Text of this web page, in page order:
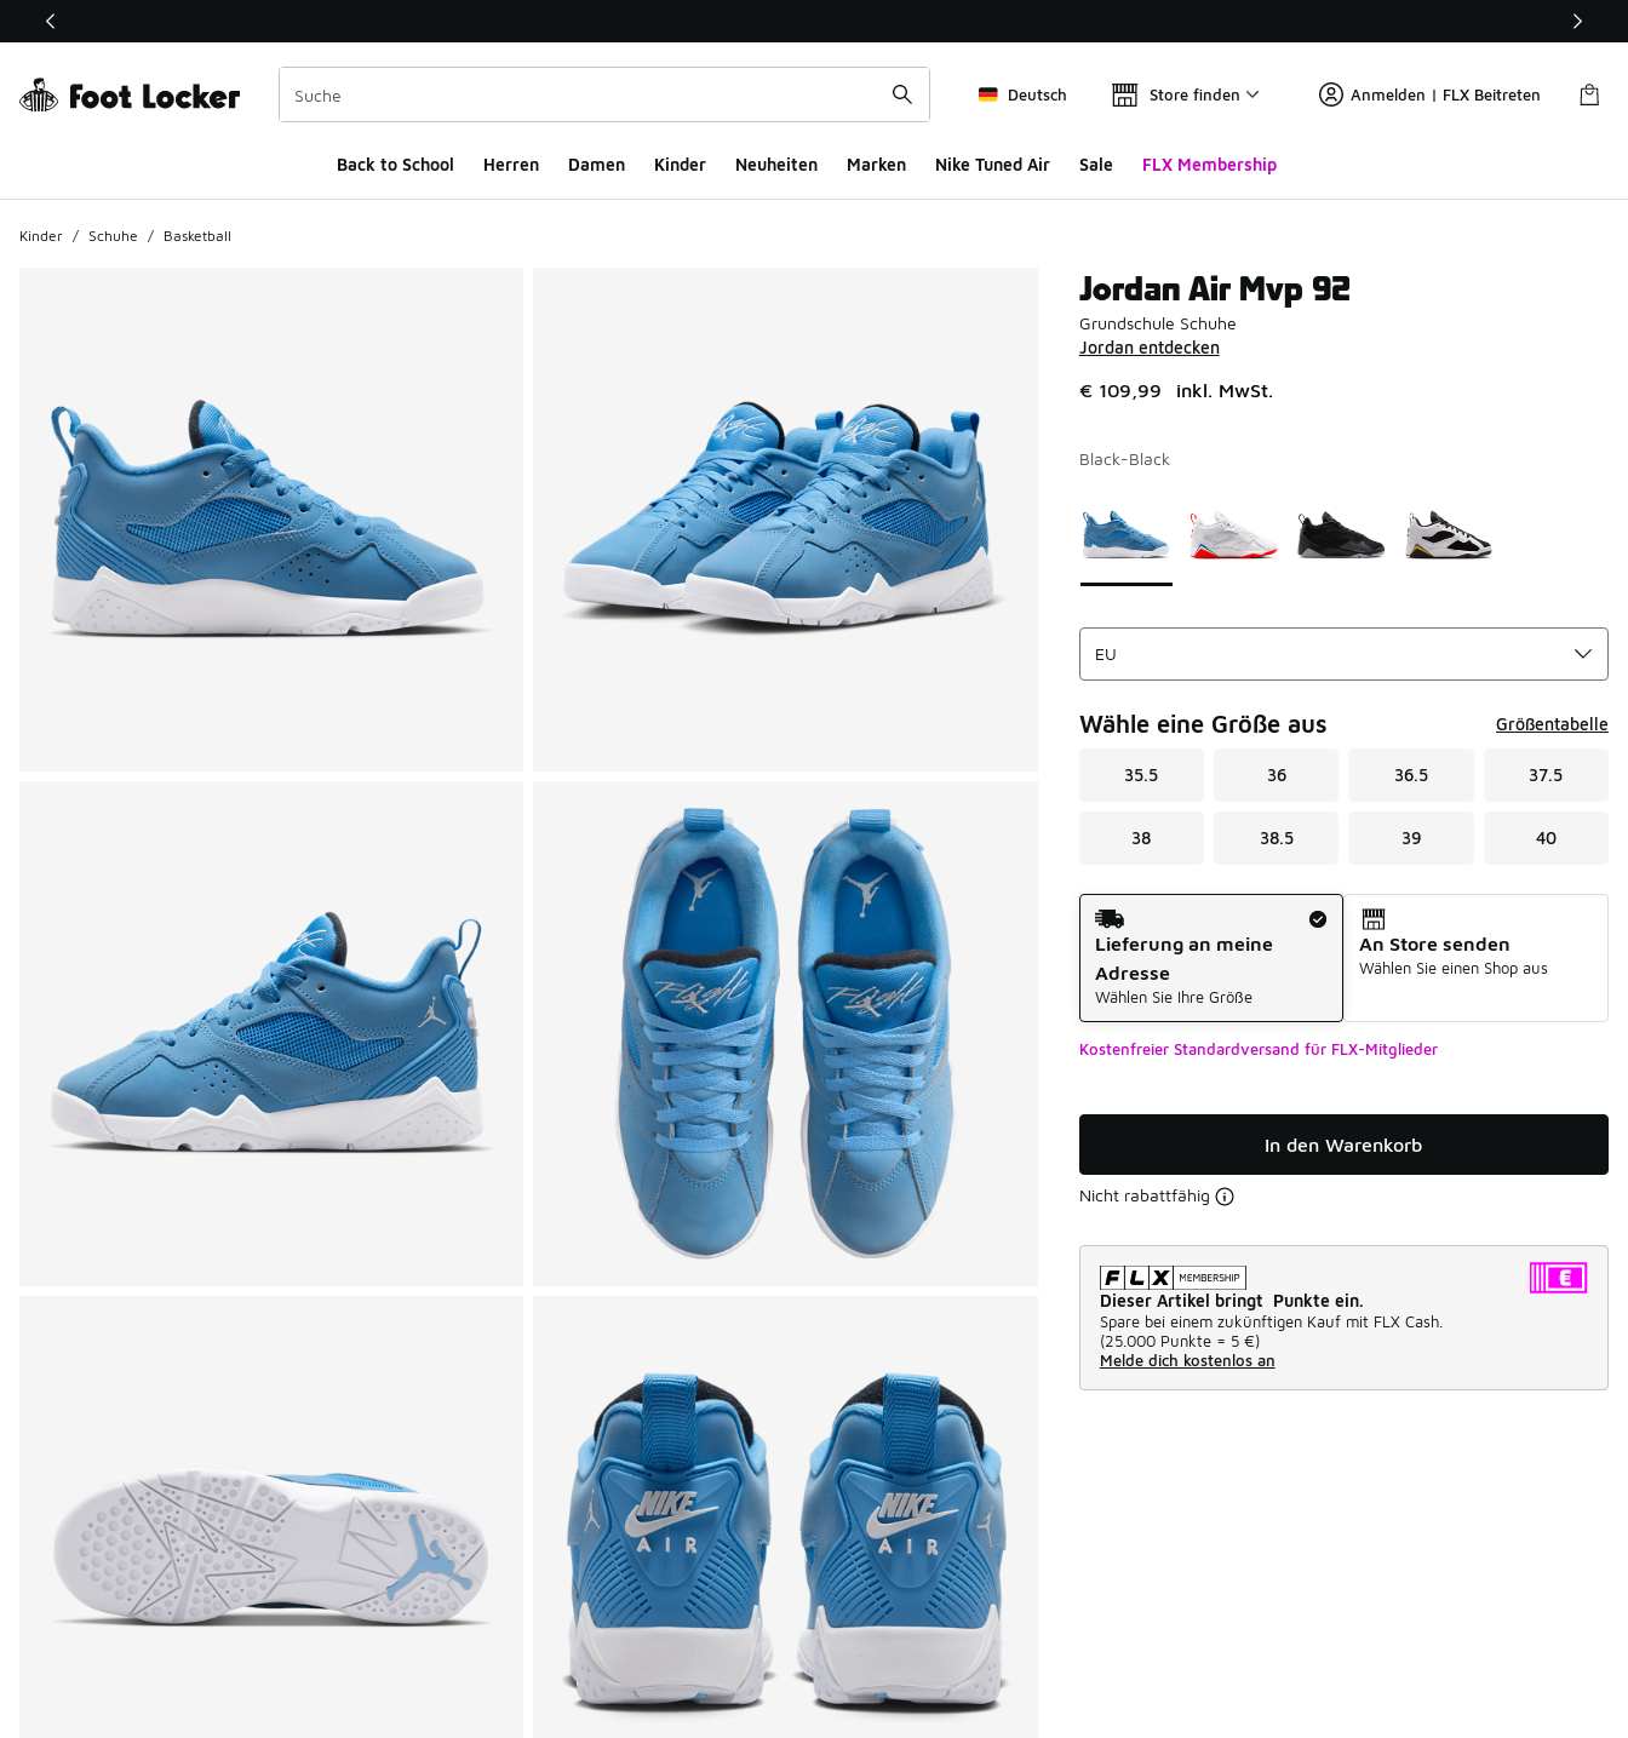
Dieser Link öffnet sich in einem neuen Fenster
Deutsch Store finden Anmelden | FLX Beitreten
Back to School Herren Damen Kinder Neuheiten Marken Nike Tuned Air Sale FLX Membership
Kinder / Schuhe / Basketball
Jordan Air Mvp 92
Grundschule Schuhe
Jordan entdecken
€ 109,99 inkl. MwSt.
Black-Black
Wähle eine Größe aus Größentabelle
35.5 36 36.5 37.5
38 38.5 39 40
Versandart
Lieferung an meine
Adresse
Wählen Sie Ihre Größe
An Store senden
Wählen Sie einen Shop aus
Kostenfreier Standardversand für FLX-Mitglieder
In den Warenkorb
Nicht rabattfähig
Dieser Artikel bringt Punkte ein.
Spare bei einem zukünftigen Kauf mit FLX Cash.
(25.000 Punkte = 5 €)
Melde dich kostenlos an